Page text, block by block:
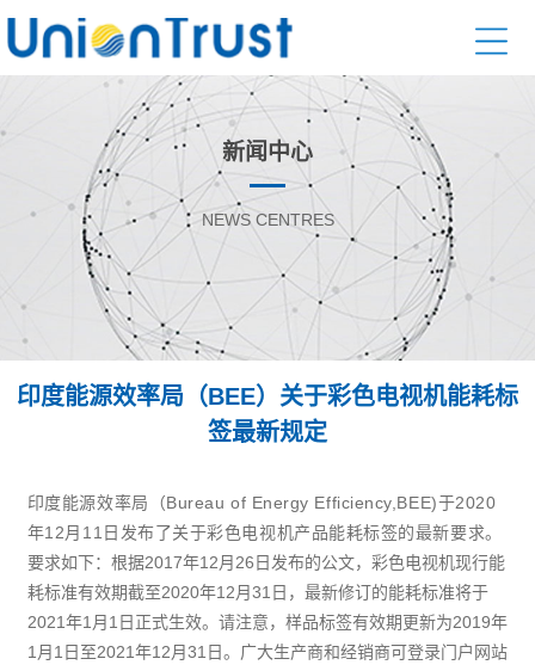
新闻中心
NEWS CENTRES
印度能源效率局（BEE）关于彩色电视机能耗标
签最新规定
印度能源效率局（Bureau of Energy Efficiency,BEE)于2020
年12月11日发布了关于彩色电视机产品能耗标签的最新要求。
要求如下：根据2017年12月26日发布的公文，彩色电视机现行能
耗标准有效期截至2020年12月31日，最新修订的能耗标准将于
2021年1月1日正式生效。请注意，样品标签有效期更新为2019年
1月1日至2021年12月31日。广大生产商和经销商可登录门户网站